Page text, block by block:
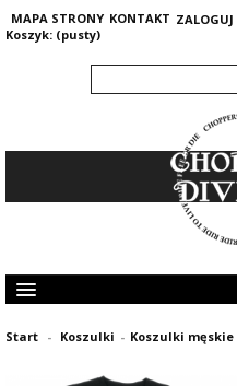
MAPA STRONY KONTAKT ZALOGUJ
Koszyk: (pusty)
KOLEKCJA DAMSKA
Start - Koszulki - Koszulki męskie